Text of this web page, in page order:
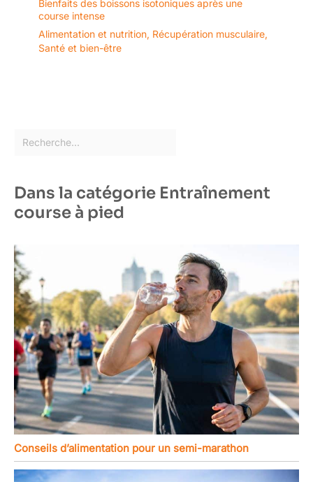
Bienfaits des boissons isotoniques après une
course intense
Alimentation et nutrition, Récupération musculaire,
Santé et bien-être
Dans la catégorie Entraînement
course à pied
Conseils d’alimentation pour un semi-marathon